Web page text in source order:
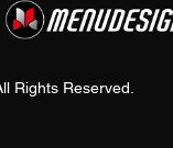
Rights Reserved.